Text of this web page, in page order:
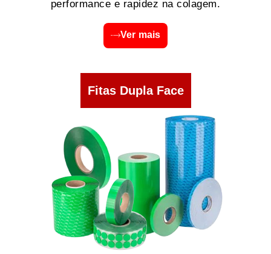
performance e rapidez na colagem.
Ver mais
Fitas Dupla Face